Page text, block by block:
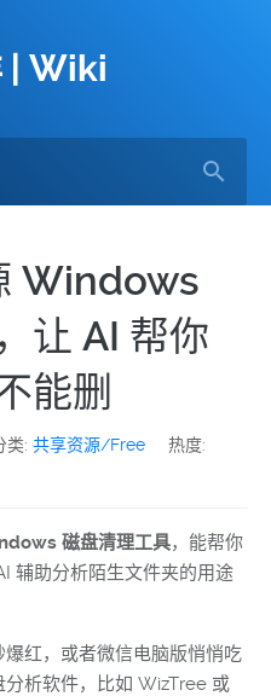
| Wiki
Windows
让 AI 帮你
能删
类:共享资源/Free
热度:
磁盘清理工具，能帮你
辅助分析陌生文件夹的用途
红，或者微信电脑版悄悄吃
析软件，比如 WizTree 或